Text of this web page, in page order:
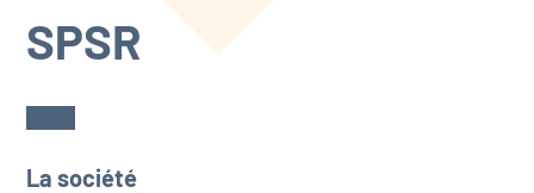
SPSR
La société